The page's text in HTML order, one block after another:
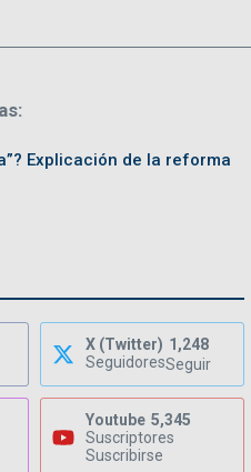
Explicación de la reforma
X (Twitter) 1,248
SeguidoresSeguir
Youtube 5,345
Suscriptores
Suscribirse